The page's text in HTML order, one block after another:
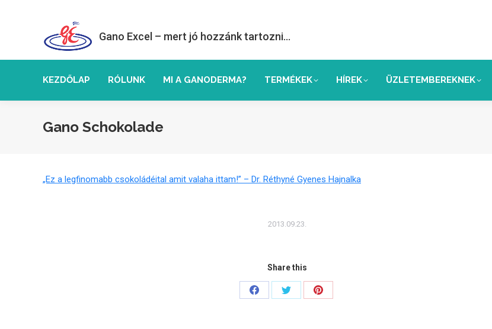
Gano Excel – mert jó hozzánk tartozni…
KEZDŐLAP RÓLUNK MI A GANODERMA? TERMÉKEK HÍREK ÜZLETEMBEREKNEK
Gano Schokolade
„Ez a legfinomabb csokoládéital amit valaha ittam!” – Dr. Réthyné Gyenes Hajnalka
2013.09.23.
Share this
Share
Share
Share